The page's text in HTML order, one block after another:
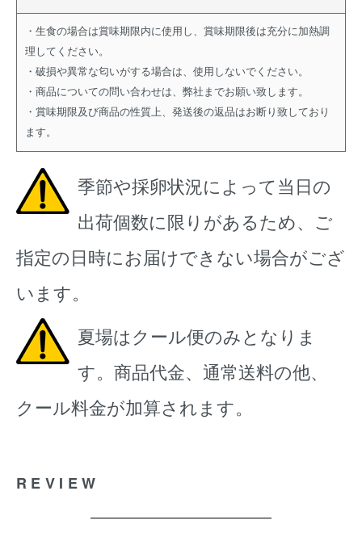
・生食の場合は賞味期限内に使用し、賞味期限後は充分に加熱調
理してください。
・破損や異常な匂いがする場合は、使用しないでください。
・商品についての問い合わせは、弊社までお願い致します。
・賞味期限及び商品の性質上、発送後の返品はお断り致しており
ます。
季節や採卵状況によって当日の
出荷個数に限りがあるため、ご
指定の日時にお届けできない場合がござ
います。
夏場はクール便のみとなりま
す。商品代金、通常送料の他、
クール料金が加算されます。
REVIEW